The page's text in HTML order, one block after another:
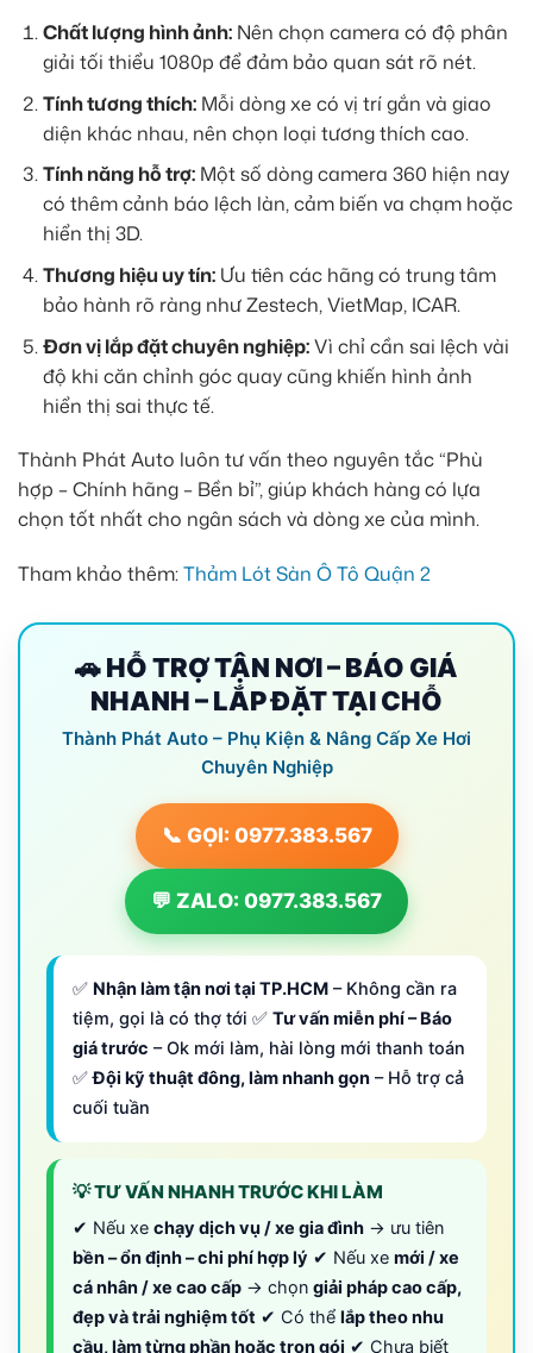
Chất lượng hình ảnh:Nên chọn camera có độ phân
giải tối thiểu 1080p để đảm bảo quan sát rõ nét.
Tính tương thích:Mỗi dòng xe có vị trí gắn và giao
diện khác nhau, nên chọn loại tương thích cao.
Tính năng hỗ trợ:Một số dòng camera 360 hiện nay
có thêm cảnh báo lệch làn, cảm biến va chạm hoặc
hiển thị 3D.
Thương hiệu uy tín:Ưu tiên các hãng có trung tâm
bảo hành rõ ràng như Zestech, VietMap, ICAR.
Đơn vị lắp đặt chuyên nghiệp:Vì chỉ cần sai lệch vài
độ khi căn chỉnh góc quay cũng khiến hình ảnh
hiển thị sai thực tế.
Thành Phát Auto luôn tư vấn theo nguyên tắc “Phù
hợp – Chính hãng – Bền bỉ”, giúp khách hàng có lựa
chọn tốt nhất cho ngân sách và dòng xe của mình.
Tham khảo thêm:Thảm Lót Sàn Ô Tô Quận 2
🚗 HỖ TRỢ TẬN NƠI – BÁO GIÁ
NHANH – LẮP ĐẶT TẠI CHỖ
Thành Phát Auto – Phụ Kiện & Nâng Cấp Xe Hơi
Chuyên Nghiệp
📞 GỌI: 0977.383.567
💬 ZALO: 0977.383.567
✅ Nhận làm tận nơi tại TP.HCM – Không cần ra
tiệm, gọi là có thợ tới ✅ Tư vấn miễn phí – Báo
giá trước – Ok mới làm, hài lòng mới thanh toán
✅Đội kỹ thuật đông, làm nhanh gọn – Hỗ trợ cả
cuối tuần
💡 TƯ VẤN NHANH TRƯỚC KHI LÀM
✔ Nếu xe chạy dịch vụ / xe gia đình → ưu tiên
bền – ổn định – chi phí hợp lý ✔ Nếu xe mới / xe
cá nhân / xe cao cấp → chọn giải pháp cao cấp,
đẹp và trải nghiệm tốt ✔ Có thể lắp theo nhu
cầu, làm từng phần hoặc trọn gói ✔ Chưa biết